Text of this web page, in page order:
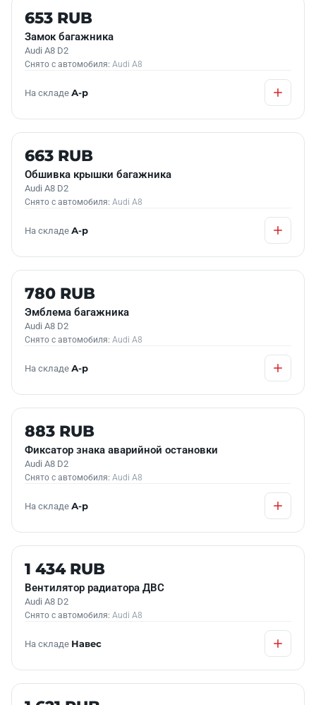
Б/У В НАЛИЧИИ
653 RUB
Замок багажника
Audi A8 D2
Снято с автомобиля: Audi A8
На складе А-р
Б/У В НАЛИЧИИ
663 RUB
Обшивка крышки багажника
Audi A8 D2
Снято с автомобиля: Audi A8
На складе А-р
Б/У В НАЛИЧИИ
780 RUB
Эмблема багажника
Audi A8 D2
Снято с автомобиля: Audi A8
На складе А-р
Б/У В НАЛИЧИИ
883 RUB
Фиксатор знака аварийной остановки
Audi A8 D2
Снято с автомобиля: Audi A8
На складе А-р
Б/У В НАЛИЧИИ
1 434 RUB
Вентилятор радиатора ДВС
Audi A8 D2
Снято с автомобиля: Audi A8
На складе Навес
Б/У В НАЛИЧИИ